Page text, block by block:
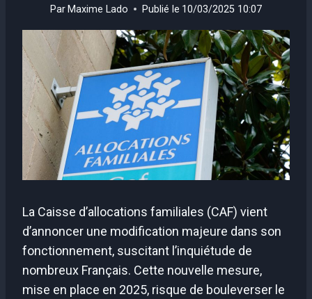
Par Maxime Lado Publié le 10/03/2025 10:07
La Caisse d’allocations familiales (CAF) vient
d’annoncer une modification majeure dans son
fonctionnement, suscitant l’inquiétude de
nombreux Français. Cette nouvelle mesure,
mise en place en 2025, risque de bouleverser le